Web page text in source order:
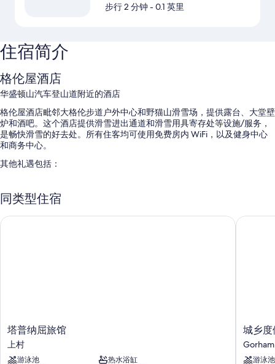
步行 2 分钟- 0.1 英里
住宿简介
格伦屋酒店
华盛顿山汽车登山道附近的酒店
格伦屋酒店毗邻大格伦步道户外中心和野猫山滑雪场，提供露台、大堂壁
炉和酒吧。这个酒店提供滑雪进出通道和滑雪用具寄存处等设施/服务，
是畅快滑雪的好去处。所有住客均可使用免费房内 WiFi，以及健身中心
和商务中心。
其他礼遇包括：
免费自助停车
全套早餐（收费）、自行车租赁和电动车充电站
淋浴设施、浴缸或淋浴和免费洗浴用品
等离子电视，带有线频道
同类型住宿
塔
普
纳
屈
塔普纳屈旅馆
上村
游泳池
热水浴缸
塔普纳屈旅馆
城
乡
度
假
城乡度
Gorham
游泳池
城乡度